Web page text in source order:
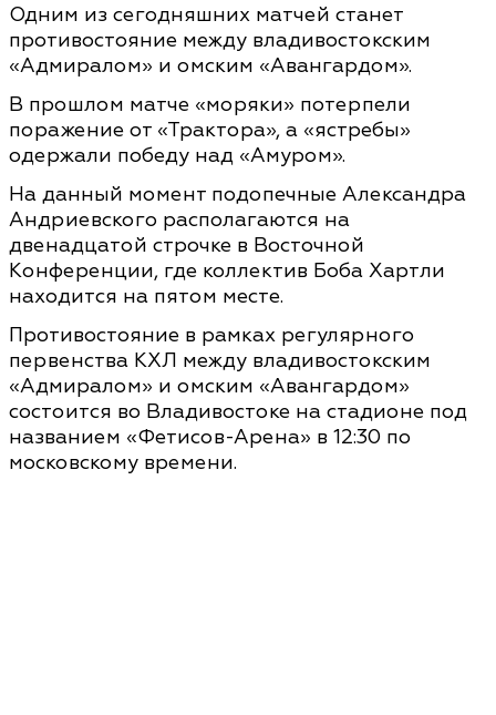
Одним из сегодняшних матчей станет
противостояние между владивостокским
«Адмиралом» и омским «Авангардом».
В прошлом матче «моряки» потерпели
поражение от «Трактора», а «ястребы»
одержали победу над «Амуром».
На данный момент подопечные Александра
Андриевского располагаются на
двенадцатой строчке в Восточной
Конференции, где коллектив Боба Хартли
находится на пятом месте.
Противостояние в рамках регулярного
первенства КХЛ между владивостокским
«Адмиралом» и омским «Авангардом»
состоится во Владивостоке на стадионе под
названием «Фетисов-Арена» в 12:30 по
московскому времени.